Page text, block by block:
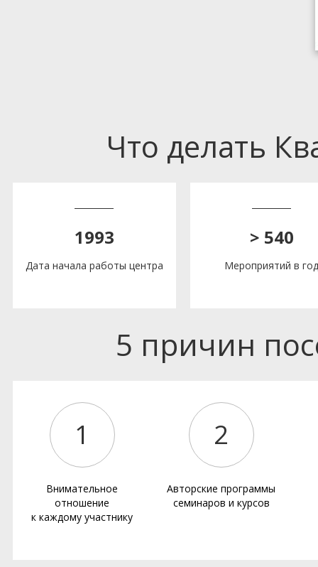
Что делать
1993
Дата начала работы центра
> 540
Мероприятий в год
5 причин
1
Внимательное
отношение
к каждому участнику
2
Авторские программы
семинаров и курсов